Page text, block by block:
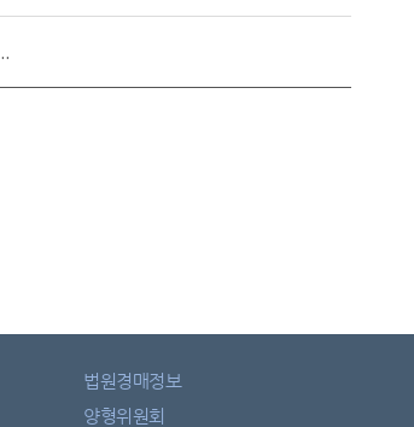
법원경매정보
양형위원회